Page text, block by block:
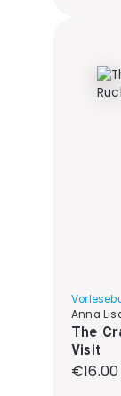
Anna
The
Visit
€16.00